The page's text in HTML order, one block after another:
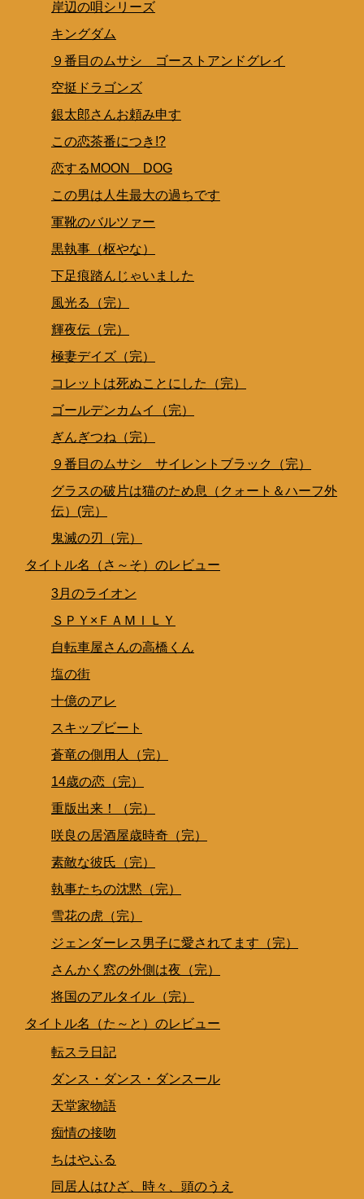
岸辺の唄シリーズ
キングダム
９番目のムサシ ゴーストアンドグレイ
空挺ドラゴンズ
銀太郎さんお頼み申す
この恋茶番につき!?
恋するMOON DOG
この男は人生最大の過ちです
軍靴のバルツァー
黒執事（枢やな）
下足痕踏んじゃいました
風光る（完）
輝夜伝（完）
極妻デイズ（完）
コレットは死ぬことにした（完）
ゴールデンカムイ（完）
ぎんぎつね（完）
９番目のムサシ サイレントブラック（完）
グラスの破片は猫のため息（クォート＆ハーフ外
伝）(完）
鬼滅の刃（完）
タイトル名（さ～そ）のレビュー
3月のライオン
ＳＰＹ×ＦＡＭＩＬＹ
自転車屋さんの高橋くん
塩の街
十億のアレ
スキップビート
蒼竜の側用人（完）
14歳の恋（完）
重版出来！（完）
咲良の居酒屋歳時奇（完）
素敵な彼氏（完）
執事たちの沈黙（完）
雪花の虎（完）
ジェンダーレス男子に愛されてます（完）
さんかく窓の外側は夜（完）
将国のアルタイル（完）
タイトル名（た～と）のレビュー
転スラ日記
ダンス・ダンス・ダンスール
天堂家物語
痴情の接吻
ちはやふる
同居人はひざ、時々、頭のうえ